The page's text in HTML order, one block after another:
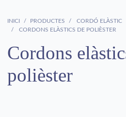
INICI PRODUCTES
CORDÓ ELÀSTIC
CORDONS ELÀSTICS DE POLIÈSTER
Cordons
polièster